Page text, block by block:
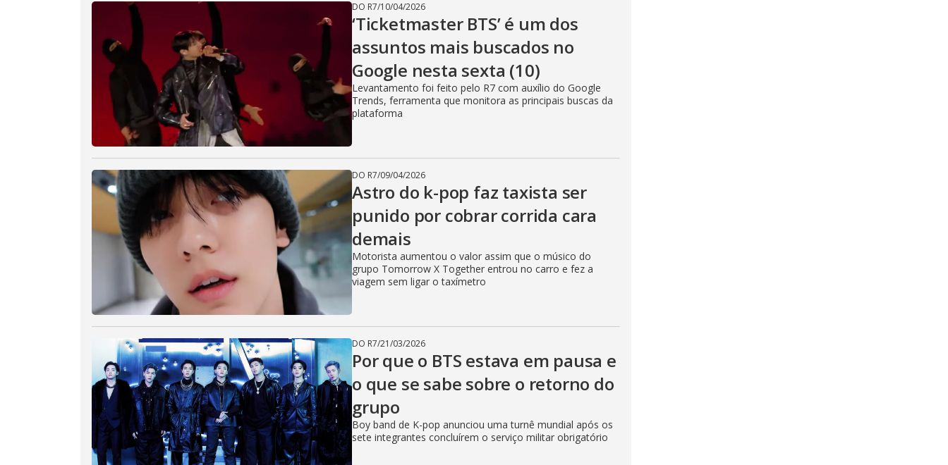
DO R7/10/04/2026
‘Ticketmaster BTS’ é um dos
assuntos mais buscados no
Google nesta sexta (10)
Levantamento foi feito pelo R7 com auxílio do Google
Trends, ferramenta que monitora as principais buscas da
plataforma
DO R7/09/04/2026
Astro do k-pop faz taxista ser
punido por cobrar corrida cara
demais
Motorista aumentou o valor assim que o músico do
grupo Tomorrow X Together entrou no carro e fez a
viagem sem ligar o taxímetro
DO R7/21/03/2026
Por que o BTS estava em pausa e
o que se sabe sobre o retorno do
grupo
Boy band de K-pop anunciou uma turnê mundial após os
sete integrantes concluírem o serviço militar obrigatório